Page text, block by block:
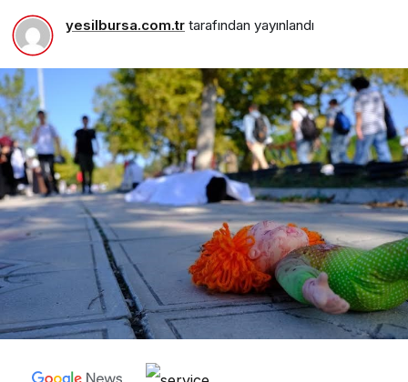
yesilbursa.com.tr tarafından yayınlandı